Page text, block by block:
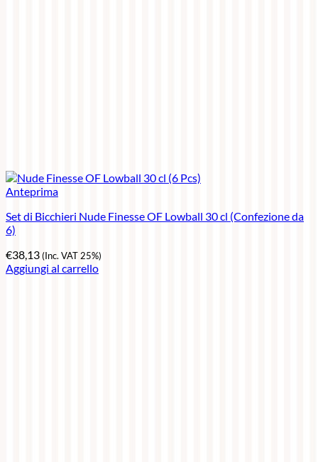
Anteprima
Set di Bicchieri Nude Finesse OF Lowball 30 cl (Confezione da
6)
€38,13(Inc. VAT 25%)
Aggiungi al carrello